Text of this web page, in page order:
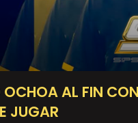
AL FIN
JUGAR